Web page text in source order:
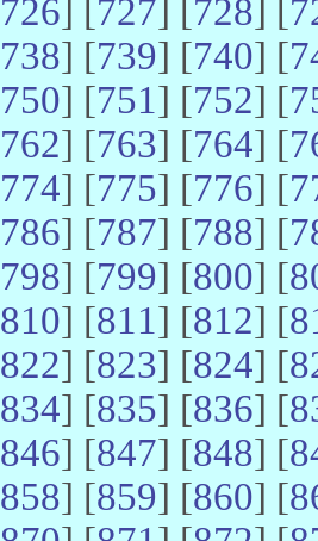
726] [727] [728] [
738] [739] [740] [
750] [751] [752] [
762] [763] [764] [
774] [775] [776] [
786] [787] [788] [
798] [799] [800] [
810] [811] [812] [
822] [823] [824] [
834] [835] [836] [
846] [847] [848] [
858] [859] [860] [